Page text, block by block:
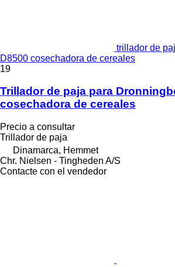
trillador de
D8500 cosechadora de cereales
19
Trillador de paja para
cosechadora de cereales
Precio a consultar
Trillador de paja
Dinamarca, Hemmet
Chr. Nielsen - Tingheden A/S
Contacte con el vendedor